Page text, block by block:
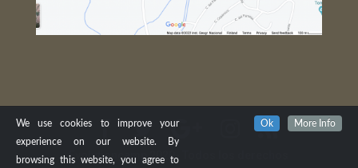
Evolutioncamp 2020- Todos los derechos
We use cookies to improve your
experience on our website. By
browsing this website, you agree to
Ok More Info